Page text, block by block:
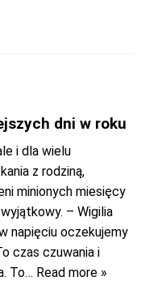
dni w roku
i dla wielu
z rodziną,
minionych miesięcy
– Wigilia
napięciu oczekujemy
czas czuwania i
To… Read more »